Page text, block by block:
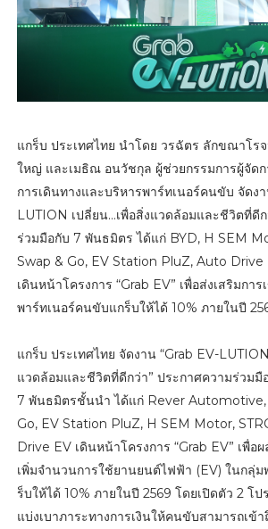
แกร็บ ประเทศไทย นำโดย วรฉัตร ลักขณาโร
ใหญ่ และเมธิณ อนวัชกุล ผู้ช่วยกรรมการผู้จัด
การเดินทางและบริหารพาร์ทเนอร์คนขับ จัดง
LUTION เปลี่ยน…เพื่อสิ่งแวดล้อมและชีวิตที่ดี
ร่วมมือกับ 7 พันธมิตร ได้แก่ BYD, H SEM
Swap & Go, EV Station PluZ, Auto
เดินหน้าโครงการ “Grab EV” เพื่อส่งเสริมกา
พาร์ทเนอร์คนขับแกร็บให้ได้ 10% ภายในปี
แกร็บ ประเทศไทย จัดงาน “Grab EV-
แวดล้อมและชีวิตที่ดีกว่า” ประกาศความร่วมมื
7 พันธมิตรชั้นนำ ได้แก่ Rever Automotive,
Go, EV Station PluZ, H SEM Motor,
Drive EV เดินหน้าโครงการ “Grab EV” เพื่อ
เพิ่มจำนวนการใช้ยานยนต์ไฟฟ้า (EV) ในกลุ่
ร็บให้ได้ 10% ภายในปี 2569 โดยเปิดตัว 2 โ
แบ่งเบาภาระทางการเงินให้คนขับสามารถเข้